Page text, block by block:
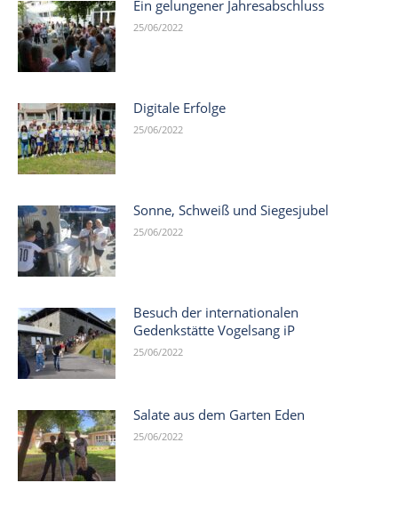
Ein gelungener Jahresabschluss
25/06/2022
Digitale Erfolge
25/06/2022
Sonne, Schweiß und Siegesjubel
25/06/2022
Besuch der internationalen
Gedenkstätte Vogelsang iP
25/06/2022
Salate aus dem Garten Eden
25/06/2022